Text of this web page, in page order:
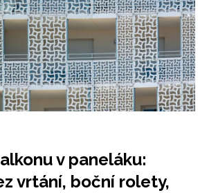
v paneláku:
vrtání, boční rolety,